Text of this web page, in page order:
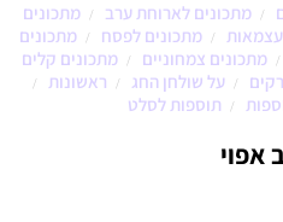
/ מתכונים לארוחת ערב /
מתכונים
/ מתכונים לפסח /
מתכונים
/ מתכונים צמחוניים /
מתכונים קלים
/ על שולחן החג / ראשונות /
/ תוספות לסלט
אפוי